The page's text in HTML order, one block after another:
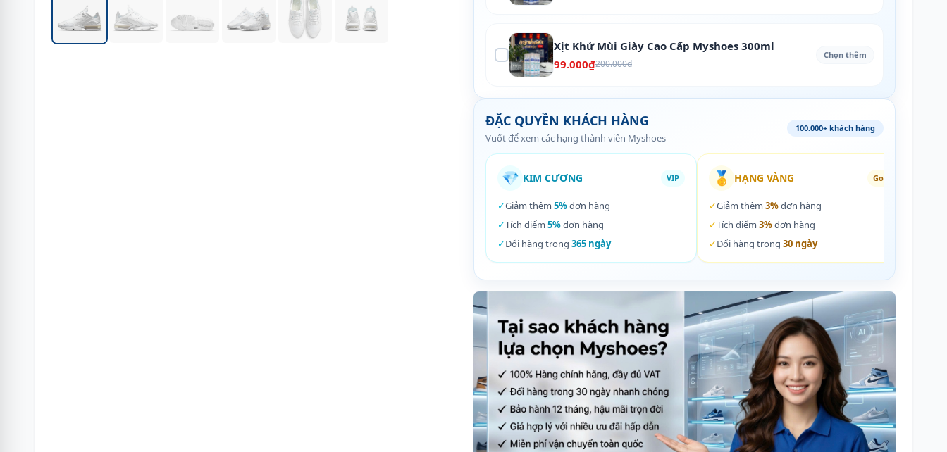
Xịt Khử Mùi Giày Cao Cấp Myshoes 300ml
99.000₫200.000₫
Chọn thêm
ĐẶC QUYỀN KHÁCH HÀNG
Vuốt để xem các hạng thành viên Myshoes
100.000+ khách hàng
💎 KIM CƯƠNG VIP
✓Giảm thêm 5%đơn hàng
✓Tích điểm 5%đơn hàng
✓Đổi hàng trong 365 ngày
🥇 HẠNG VÀNG Gold
✓Giảm thêm 3%đơn hàng
✓Tích điểm 3%đơn hàng
✓Đổi hàng trong 30 ngày